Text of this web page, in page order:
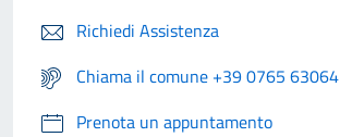
Richiedi Assistenza
Chiama il comune +39 0765 63064
Prenota un appuntamento